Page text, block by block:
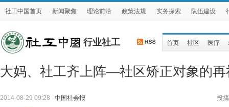
社工中国首页 新闻聚焦 理论前沿 政策法规 实务探索 队伍建设
行业社工 首页 社区 医疗
大妈、社工齐上阵—社区矫正对象的再
2014-08-29 09:28 中国社会报 投搞